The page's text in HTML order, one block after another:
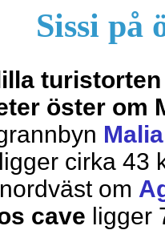
Sissi på
öster om
Malia
cirka 43
om
cave ligger